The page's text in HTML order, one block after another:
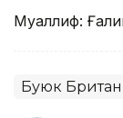
Муаллиф:
Буюк